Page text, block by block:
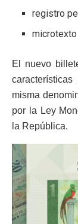
registro
microtexto
El nuevo
misma
por la Ley
la República.